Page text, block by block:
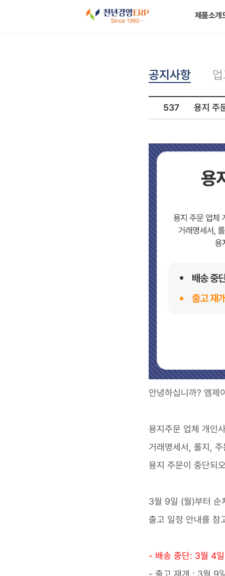
제품소개
공지사항
537 용지 주
안녕하십니까? 엠제
용지주문 업체 개인
거래명세서, 롤지,
용지 주문이 중단되
3월 9일 (월)부터 순
출고 일정 안내를 참
- 배송 중단: 3월 4
- 출고 재개 : 3월 9